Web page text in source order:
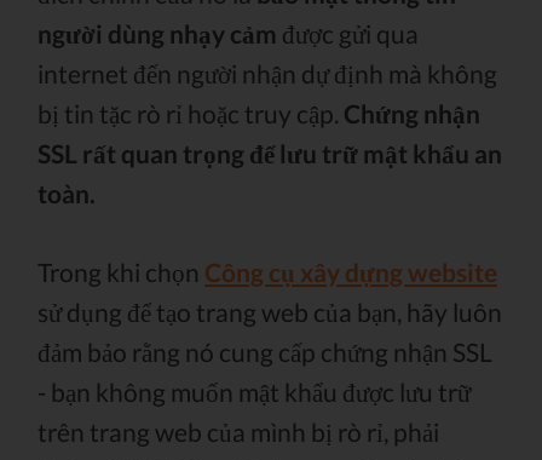
người dùng nhạy cảm được gửi qua
internet đến người nhận dự định mà không
bị tin tặc rò rỉ hoặc truy cập. Chứng nhận
SSL rất quan trọng để lưu trữ mật khẩu an
toàn.
Trong khi chọn Công cụ xây dựng website
sử dụng để tạo trang web của bạn, hãy luôn
đảm bảo rằng nó cung cấp chứng nhận SSL
- bạn không muốn mật khẩu được lưu trữ
trên trang web của mình bị rò rỉ, phải